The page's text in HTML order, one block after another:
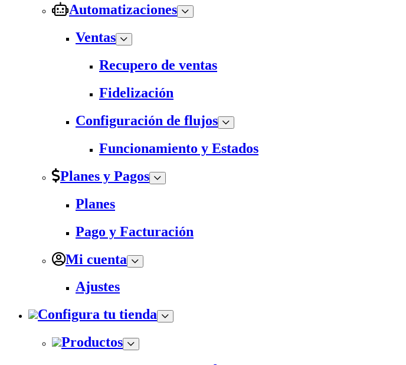
Automatizaciones
Ventas
Recupero de ventas
Fidelización
Configuración de flujos
Funcionamiento y Estados
Planes y Pagos
Planes
Pago y Facturación
Mi cuenta
Ajustes
Configura tu tienda
Productos